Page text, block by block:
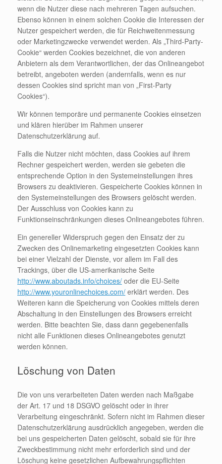
wenn die Nutzer diese nach mehreren Tagen aufsuchen.
Ebenso können in einem solchen Cookie die Interessen der
Nutzer gespeichert werden, die für Reichweitenmessung
oder Marketingzwecke verwendet werden. Als „Third-Party-
Cookie“ werden Cookies bezeichnet, die von anderen
Anbietern als dem Verantwortlichen, der das Onlineangebot
betreibt, angeboten werden (andernfalls, wenn es nur
dessen Cookies sind spricht man von „First-Party
Cookies“).
Wir können temporäre und permanente Cookies einsetzen
und klären hierüber im Rahmen unserer
Datenschutzerklärung auf.
Falls die Nutzer nicht möchten, dass Cookies auf ihrem
Rechner gespeichert werden, werden sie gebeten die
entsprechende Option in den Systemeinstellungen ihres
Browsers zu deaktivieren. Gespeicherte Cookies können in
den Systemeinstellungen des Browsers gelöscht werden.
Der Ausschluss von Cookies kann zu
Funktionseinschränkungen dieses Onlineangebotes führen.
Ein genereller Widerspruch gegen den Einsatz der zu
Zwecken des Onlinemarketing eingesetzten Cookies kann
bei einer Vielzahl der Dienste, vor allem im Fall des
Trackings, über die US-amerikanische Seite
http://www.aboutads.info/choices/ oder die EU-Seite
http://www.youronlinechoices.com/ erklärt werden. Des
Weiteren kann die Speicherung von Cookies mittels deren
Abschaltung in den Einstellungen des Browsers erreicht
werden. Bitte beachten Sie, dass dann gegebenenfalls
nicht alle Funktionen dieses Onlineangebotes genutzt
werden können.
Löschung von Daten
Die von uns verarbeiteten Daten werden nach Maßgabe
der Art. 17 und 18 DSGVO gelöscht oder in ihrer
Verarbeitung eingeschränkt. Sofern nicht im Rahmen dieser
Datenschutzerklärung ausdrücklich angegeben, werden die
bei uns gespeicherten Daten gelöscht, sobald sie für ihre
Zweckbestimmung nicht mehr erforderlich sind und der
Löschung keine gesetzlichen Aufbewahrungspflichten